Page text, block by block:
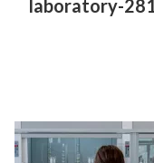
laboratory-